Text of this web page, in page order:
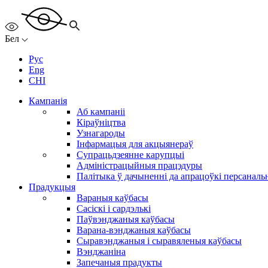
Бел
Рус
Eng
CHI
Кампанія
Аб кампаніі
Кіраўніцтва
Узнагароды
Інфармацыя для акцыянераў
Супрацьдзеянне карупцыі
Адміністрацыйныя працэдуры
Палітыка ў дачыненні да апрацоўкі
Прадукцыя
Вараныя каўбасы
Сасіскі і сардэлькі
Паўвэнджаныя каўбасы
Варана-вэнджаныя каўбасы
Сыравэнджаныя і сыравяленыя каўбасы
Вэнджаніна
Запечаныя прадукты